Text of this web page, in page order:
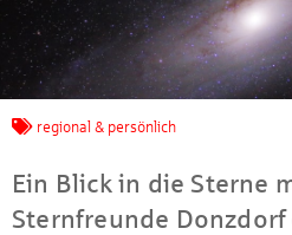
regional & persönlich
Ein Blick in die Sterne
Sternfreunde Donzdorf
Jetzt
Dezember 2021 verlosen
Treffpunkt Gold der